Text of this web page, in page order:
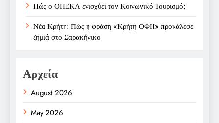
Πώς ο ΟΠΕΚΑ ενισχύει τον Κοινωνικό Τουρισμό;
Νέα Κρήτη: Πώς η φράση «Κρήτη ΟΦΗ» προκάλεσε
ζημιά στο Σαρακήνικο
Αρχεία
August 2026
May 2026